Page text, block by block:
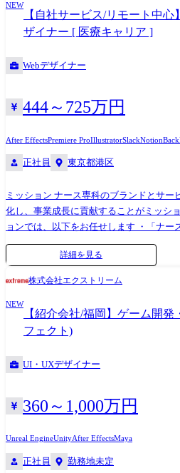
立案 ・事業目標(KGI/KPI)達成に向けた、
および施策実行 2.事業横断的なクリエイティブ戦略・組織作り ・4月よ
り拡大するデザイン組織の基盤構築(採用
・Design Systemや各種ガイドラインの構
よび外部パートナー(業務委託)へのディレ
グ、ビジュアルデザインのクオリティコントロール ※事業
度について説明します。 その後は、配属
う、必要に応じてサポートしますので、
できる環境です。 開発環境・利用ツール ・デザイン作成: Illustrator,
Photoshop, Figma, PremirePro,
Google meet, Zoom, miro ・ドキュメント:
NEW
【自社サービス/リモート中
ザイナー [ 医療キャリア ]
Webデザイナー
444～725万円
After EffectsPremiere ProIllustratorSlackNotion
正社員 東京都港区
ミッション ナース専科のブランドとサ
化し、事業成長に貢献することがミッションです。 業務詳
ョンでは、以下をお任せします ・「ナー
ント(サイト、広告、SNS、チラシ、パン
チな視覚コミュニケーションのデザイン
ン、キャンペーンページ、ブランディン
ース専科」のブランドイメージの構成と醸成
ご経験やご志向性、今後の役割拡張とし
です。 ・サービスサイトやメディアサイ
げ期であるデザイン組織の拡大 ・TVCM
理解した上でのコミュニケーションデザ
ーチ、UI/UX改善も含む) ※事業や所属部門の状況の変化等により、会社
の後は、配属部署にて実務を通じたOJT
詳細を見る
株式会社エクストリーム
NEW
【紹介会社/福岡】ゲーム開
フェクト)
UI・UXデザイナー
360～1,000万円
Unreal EngineUnityAfter EffectsMaya
正社員 勤務地未定